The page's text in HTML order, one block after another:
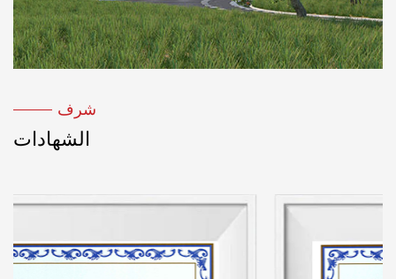
الإنتاج أعلى بمقدار الثلث من المنتجات المماثلة، مما يوفر
حوالي 30-40% من شفرات المنشار الشريطي. يعد
النظام الهيدروليكي جزءًا أساسيًا من آلة النشر. وقد أنتج
شرف
الشهادات